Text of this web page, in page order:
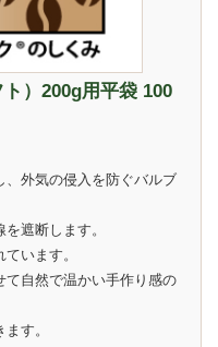
）200g用平袋 100
、外気の侵入を防ぐバルブ
遮断します。
います。
自然で温かい手作り感の
す。